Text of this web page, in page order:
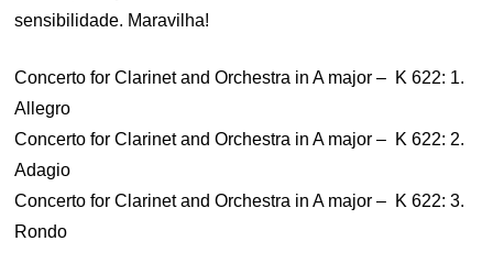
sensibilidade. Maravilha!
Concerto for Clarinet and Orchestra in A major – K 622: 1.
Allegro
Concerto for Clarinet and Orchestra in A major – K 622: 2.
Adagio
Concerto for Clarinet and Orchestra in A major – K 622: 3.
Rondo